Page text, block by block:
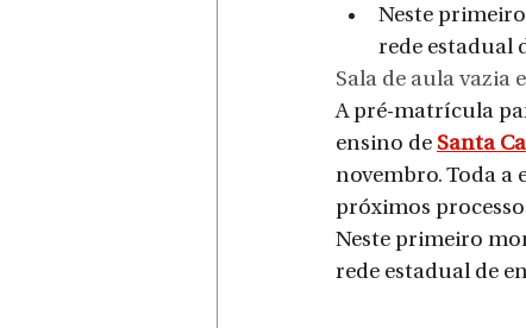
Neste
rede estadual
Sala de aula vazia
A pré-matrícula
ensino de Santa
novembro. Toda a
próximos
Neste primeiro
rede estadual de